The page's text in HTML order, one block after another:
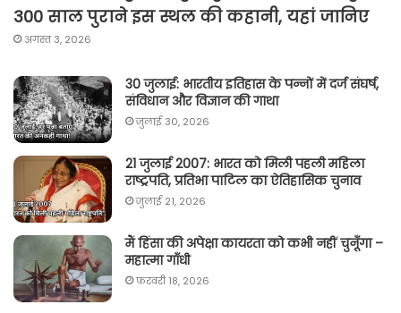
300 साल पुराने इस स्थल की कहानी, यहां जानिए
अगस्त 3, 2026
30 जुलाई: भारतीय इतिहास के पन्नों में दर्ज संघर्ष,
संविधान और विज्ञान की गाथा
जुलाई 30, 2026
21 जुलाई 2007: भारत को मिली पहली महिला
राष्ट्रपति, प्रतिभा पाटिल का ऐतिहासिक चुनाव
जुलाई 21, 2026
मैं हिंसा की अपेक्षा कायरता को कभी नहीं चुनूँगा –
महात्मा गाँधी
फ़रवरी 18, 2026